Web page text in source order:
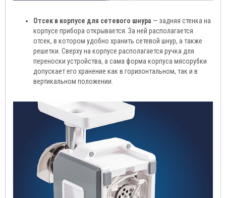
Отсек в корпусе для сетевого шнура — задняя стенка на
корпусе прибора открывается. За ней располагается
отсек, в котором удобно хранить сетевой шнур, а также
решетки. Сверху на корпусе располагается ручка для
переноски устройства, а сама форма корпуса мясорубки
допускает его хранение как в горизонтальном, так и в
вертикальном положении.